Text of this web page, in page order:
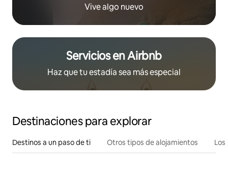
Vive algo nuevo
Servicios en Airbnb
Haz que tu estadía sea más especial
Destinaciones para explorar
Destinos a un paso de ti Otros tipos de alojamientos